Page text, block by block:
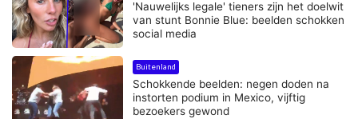
'Nauwelijks legale' tieners zijn het doelwit
van stunt Bonnie Blue: beelden schokken
social media
Buitenland
Schokkende beelden: negen doden na
instorten podium in Mexico, vijftig
bezoekers gewond